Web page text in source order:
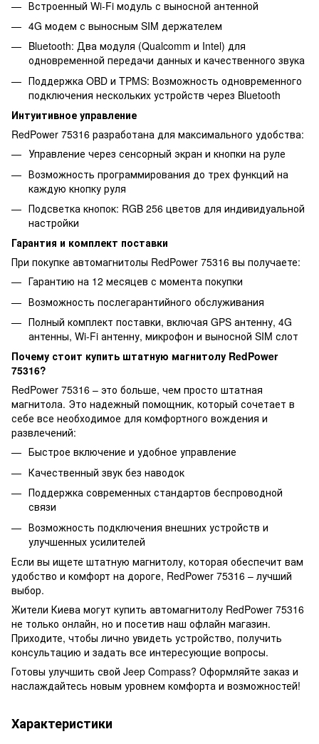
Встроенный Wi-Fi модуль с выносной антенной
4G модем с выносным SIM держателем
Bluetooth: Два модуля (Qualcomm и Intel) для
одновременной передачи данных и качественного звука
Поддержка OBD и TPMS: Возможность одновременного
подключения нескольких устройств через Bluetooth
Интуитивное управление
RedPower 75316 разработана для максимального удобства:
Управление через сенсорный экран и кнопки на руле
Возможность программирования до трех функций на
каждую кнопку руля
Подсветка кнопок: RGB 256 цветов для индивидуальной
настройки
Гарантия и комплект поставки
При покупке автомагнитолы RedPower 75316 вы получаете:
Гарантию на 12 месяцев с момента покупки
Возможность послегарантийного обслуживания
Полный комплект поставки, включая GPS антенну, 4G
антенны, Wi-Fi антенну, микрофон и выносной SIM слот
Почему стоит купить штатную магнитолу RedPower
75316?
RedPower 75316 – это больше, чем просто штатная
магнитола. Это надежный помощник, который сочетает в
себе все необходимое для комфортного вождения и
развлечений:
Быстрое включение и удобное управление
Качественный звук без наводок
Поддержка современных стандартов беспроводной
связи
Возможность подключения внешних устройств и
улучшенных усилителей
Если вы ищете штатную магнитолу, которая обеспечит вам
удобство и комфорт на дороге, RedPower 75316 – лучший
выбор.
Жители Киева могут купить автомагнитолу RedPower 75316
не только онлайн, но и посетив наш офлайн магазин.
Приходите, чтобы лично увидеть устройство, получить
консультацию и задать все интересующие вопросы.
Готовы улучшить свой Jeep Compass? Оформляйте заказ и
наслаждайтесь новым уровнем комфорта и возможностей!
Характеристики